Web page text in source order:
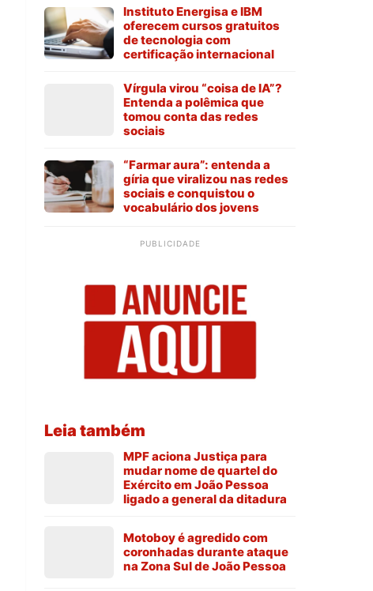
Instituto Energisa e IBM
oferecem cursos gratuitos
de tecnologia com
certificação internacional
Vírgula virou “coisa de IA”?
Entenda a polêmica que
tomou conta das redes
sociais
“Farmar aura”: entenda a
gíria que viralizou nas redes
sociais e conquistou o
vocabulário dos jovens
PUBLICIDADE
Leia também
MPF aciona Justiça para
mudar nome de quartel do
Exército em João Pessoa
ligado a general da ditadura
Motoboy é agredido com
coronhadas durante ataque
na Zona Sul de João Pessoa